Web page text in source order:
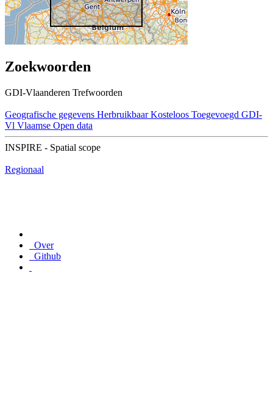
Zoekwoorden
GDI-Vlaanderen Trefwoorden
Geografische gegevens Herbruikbaar Kosteloos Toegevoegd GDI-
Vl Vlaamse Open data
INSPIRE - Spatial scope
Regionaal
Over
Github